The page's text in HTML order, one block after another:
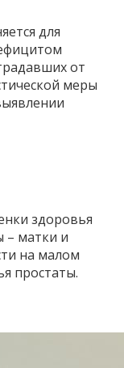
для
от
меры
здоровья
– матки и
на малом
простаты.